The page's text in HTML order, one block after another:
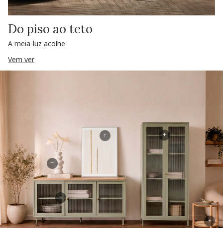
Do piso ao teto
A meia-luz acolhe
Vem ver
+
+
+
+
+